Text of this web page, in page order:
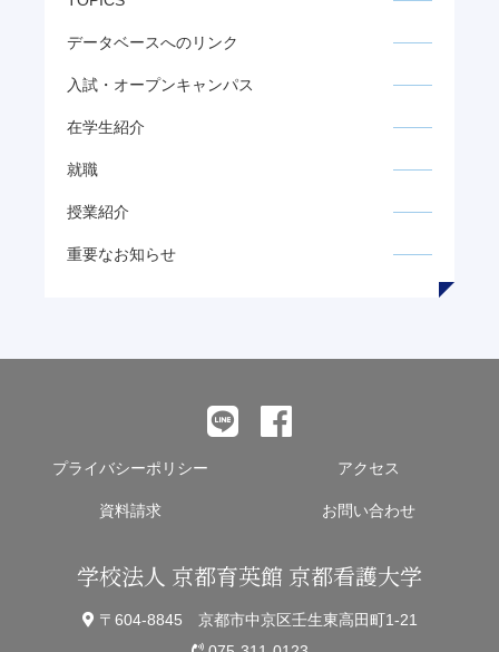
データベースへのリンク
入試・オープンキャンパス
在学生紹介
就職
授業紹介
重要なお知らせ
プライバシーポリシー アクセス
資料請求 お問い合わせ
学校法人 京都育英館 京都看護大学
〒604-8845 京都市中京区壬生東高田町1-21